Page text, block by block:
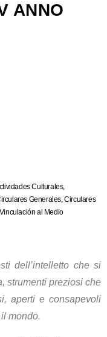
ANNO
dell’intelletto che si
strumenti preziosi che
aperti e consapevoli
mondo.
Culturales,
Generales,Circulares
Vinculación al Medio